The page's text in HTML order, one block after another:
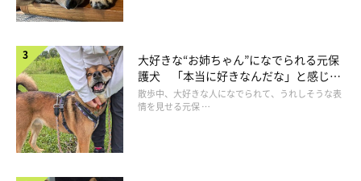
大好きな“お姉ちゃん”になでられる元保
護犬 「本当に好きなんだな」と感じる
表情にほっこり
散歩中、大好きな人になでられて、うれしそうな表
情を見せる元保 …